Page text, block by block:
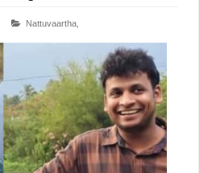
Nattuvaartha,